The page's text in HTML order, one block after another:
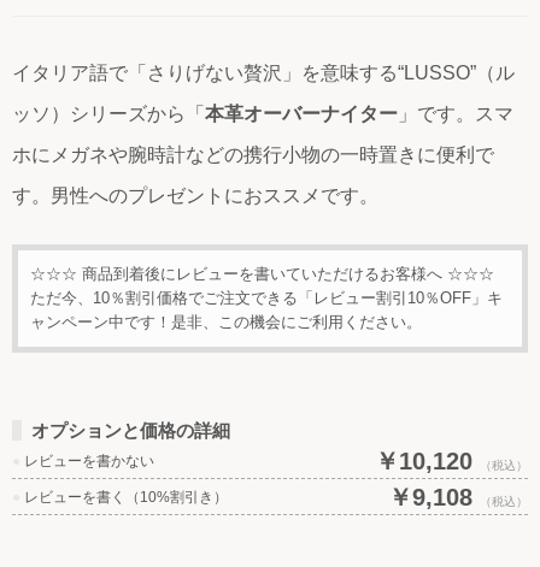
イタリア語で「さりげない贅沢」を意味する“LUSSO”（ル
ッソ）シリーズから「 本革オーバーナイター 」です。スマ
ホにメガネや腕時計などの携行小物の一時置きに便利で
す。男性へのプレゼントにおススメです。
☆☆☆ 商品到着後にレビューを書いていただけるお客様へ ☆☆☆
ただ今、10％割引価格でご注文できる「レビュー割引10％OFF」キ
ャンペーン中です！是非、この機会にご利用ください。
オプションと価格の詳細
レビューを書かない ￥10,120 （税込）
レビューを書く（10%割引き） ￥9,108 （税込）